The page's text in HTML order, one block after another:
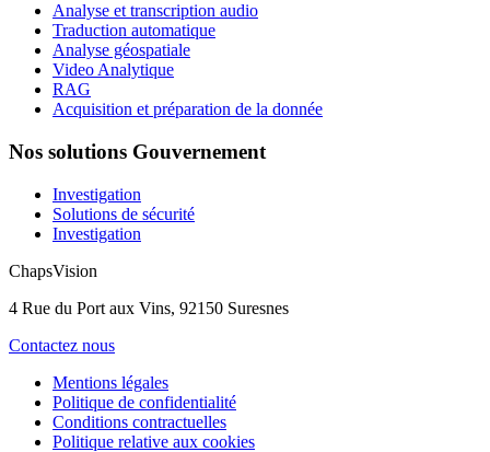
Analyse et transcription audio
Traduction automatique
Analyse géospatiale
Video Analytique
RAG
Acquisition et préparation de la donnée
Nos solutions Gouvernement
Investigation
Solutions de sécurité
Investigation
ChapsVision
4 Rue du Port aux Vins, 92150 Suresnes
Contactez nous
Mentions légales
Politique de confidentialité
Conditions contractuelles
Politique relative aux cookies